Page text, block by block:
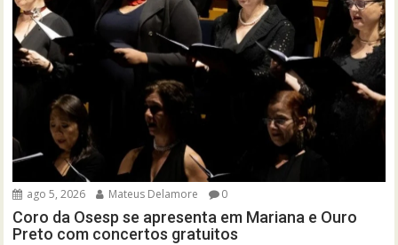
ago 5, 2026 Mateus Delamore 0
Coro da Osesp se apresenta em Mariana e Ouro
Preto com concertos gratuitos